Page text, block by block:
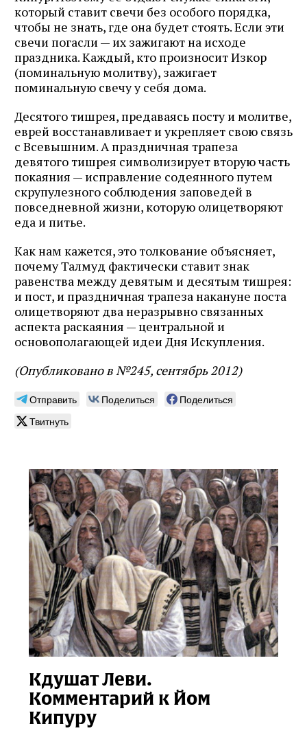
который ставит свечи без особого порядка,
чтобы не знать, где она будет стоять. Если эти
свечи погасли — их зажигают на исходе
праздника. Каждый, кто произносит Изкор
(поминальную молитву), зажигает
поминальную свечу у себя дома.
Десятого тишрея, предаваясь посту и молитве,
еврей восстанавливает и укрепляет свою связь
с Всевышним. А праздничная трапеза
девятого тишрея символизирует вторую часть
покаяния — исправление содеянного путем
скрупулезного соблюдения заповедей в
повседневной жизни, которую олицетворяют
еда и питье.
Как нам кажется, это толкование объясняет,
почему Талмуд фактически ставит знак
равенства между девятым и десятым тишрея:
и пост, и праздничная трапеза накануне поста
олицетворяют два неразрывно связанных
аспекта раскаяния — центральной и
основополагающей идеи Дня Искупления.
(Опубликовано в №245, сентябрь 2012)
Отправить Поделиться
Поделиться
Твитнуть
Кдушат Леви.
Комментарий к Йом
Кипуру